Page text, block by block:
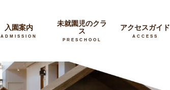
入園案内
ADMISSION
未就園児のクラ
ス
PRESCHOOL
アクセスガイド
ACCESS